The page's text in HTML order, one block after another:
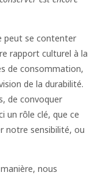
peut se contenter
rapport culturel à la
de consommation,
de la durabilité.
de convoquer
un rôle clé, que ce
notre sensibilité, ou
nous